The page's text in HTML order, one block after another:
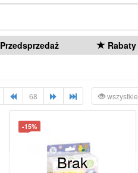
Przedsprzedaż Rabaty
68 wszystkie
-15%
Brak